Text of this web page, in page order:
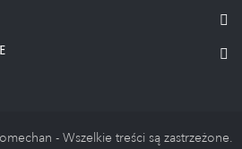
- Wszelkie treści są zastrzeżone.